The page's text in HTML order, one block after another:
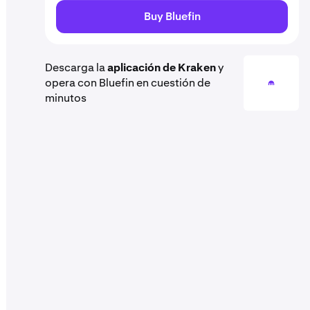
Buy Bluefin
Descarga laaplicación de Krakeny
opera con Bluefin en cuestión de
minutos